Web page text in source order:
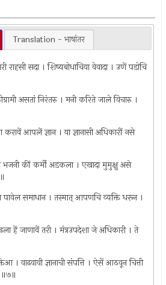
Translation - भाषांतर
सदा । शिष्यबोधाचिया वेवादा । उणें पडोचि
असतां निरंतरु । मनी करिते जाले विचारु ।
आपलें ज्ञान । या ज्ञानासी अधिकारीं नसे
भजनी कीं कर्मी अडकला । एखादा मुमुक्षु असे
पावेल समाधान । तस्मात् आपणचि व्यक्ति धरून ।
हें जाणावें तरी । मंत्रउपदेशा जे अधिकारी । ते
। वाढवावी ज्ञानाची संपत्ति । ऐसें आठवून चित्ती